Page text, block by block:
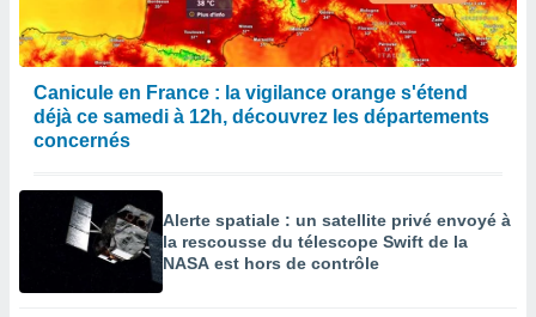
Canicule en France : la vigilance orange s'étend
déjà ce samedi à 12h, découvrez les départements
concernés
Alerte spatiale : un satellite privé envoyé à
la rescousse du télescope Swift de la
NASA est hors de contrôle